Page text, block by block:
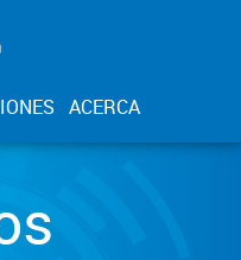
ACERCA